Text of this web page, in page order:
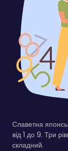
Славетна
від 1 до 9. Три
складний.